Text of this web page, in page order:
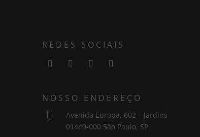
REDES SOCIAIS
NOSSO ENDEREÇO

Avenida Europa, 602 – Jardins
01449-000 São Paulo, SP